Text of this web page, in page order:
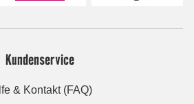
Kundenservice
& Kontakt (FAQ)